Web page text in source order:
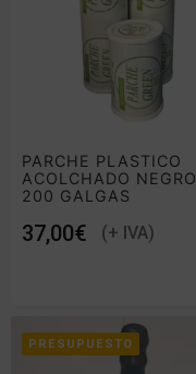
PARCHE PLASTICO
ACOLCHADO NEGRO
200 GALGAS
€
PRESUPUESTO